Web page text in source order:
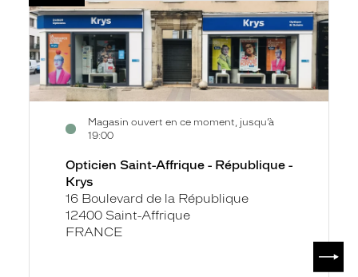
Opticien
Saint-
Affrique
-
République
-
Magasin ouvert en ce moment, jusqu’à
19:00
Voir
la
fiche
Opticien Saint-Affrique - République -
Krys
16 Boulevard de la République
12400 Saint-Affrique
FRANCE